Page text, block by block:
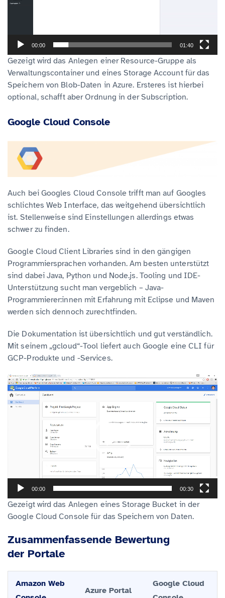
y
e
00:00 01:40
Gezeigt wird das Anlegen einer Resource-Gruppe als
Verwaltungscontainer und eines Storage Account für das
Speichern von Blob-Daten in Azure. Ersteres ist hierbei
optional, schafft aber Ordnung in der Subscription.
Google Cloud Console
Auch bei Googles Cloud Console trifft man auf Googles
schlichtes Web Interface, das weitgehend übersichtlich
ist. Stellenweise sind Einstellungen allerdings etwas
schwer zu finden.
Google Cloud Client Libraries sind in den gängigen
Programmiersprachen vorhanden. Am besten unterstützt
sind dabei Java, Python und Node.js. Tooling und IDE-
Unterstützung sucht man vergeblich – Java-
Programmierer:innen mit Erfahrung mit Eclipse und Maven
werden sich dennoch zurechtfinden.
Die Dokumentation ist übersichtlich und gut verständlich.
Mit seinem „gcloud“-Tool liefert auch Google eine CLI für
GCP-Produkte und -Services.
V
d
l
y
e
r
00:00 00:30
Gezeigt wird das Anlegen eines Storage Bucket in der
Google Cloud Console für das Speichern von Daten.
Zusammenfassende Bewertung
der Portale
Amazon Web
Azure Portal
Google Cloud